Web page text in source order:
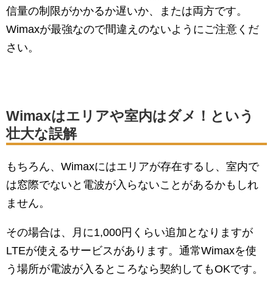
信量の制限がかかるか遅いか、または両方です。
Wimaxが最強なので間違えのないようにご注意くだ
さい。
Wimaxはエリアや室内はダメ！という
壮大な誤解
もちろん、Wimaxにはエリアが存在するし、室内で
は窓際でないと電波が入らないことがあるかもしれ
ません。
その場合は、月に1,000円くらい追加となりますが
LTEが使えるサービスがあります。通常Wimaxを使
う場所が電波が入るところなら契約してもOKです。